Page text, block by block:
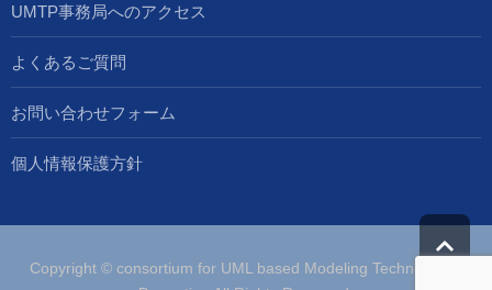
UMTP事務局へのアクセス
よくあるご質問
お問い合わせフォーム
個人情報保護方針
Copyright © consortium for UML based Modeling Technologies